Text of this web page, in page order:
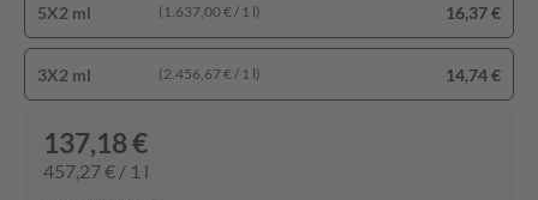
5X2 ml (1.637,00 € / 1 l) 16,37 €
3X2 ml (2.456,67 € / 1 l) 14,74 €
137,18 €
457,27 € / 1 l